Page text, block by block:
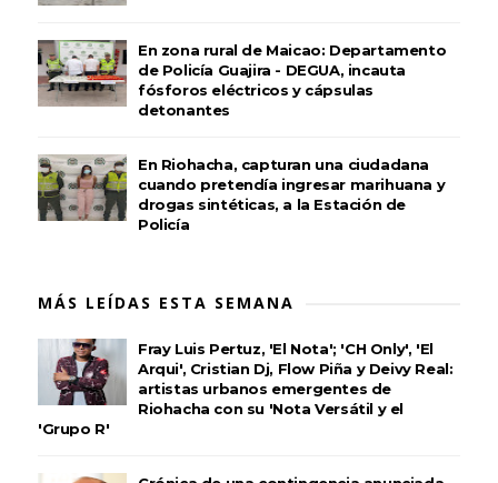
En zona rural de Maicao: Departamento
de Policía Guajira - DEGUA, incauta
fósforos eléctricos y cápsulas
detonantes
En Riohacha, capturan una ciudadana
cuando pretendía ingresar marihuana y
drogas sintéticas, a la Estación de
Policía
MÁS LEÍDAS ESTA SEMANA
Fray Luis Pertuz, 'El Nota'; 'CH Only', 'El
Arqui', Cristian Dj, Flow Piña y Deivy Real:
artistas urbanos emergentes de
Riohacha con su 'Nota Versátil y el
'Grupo R'